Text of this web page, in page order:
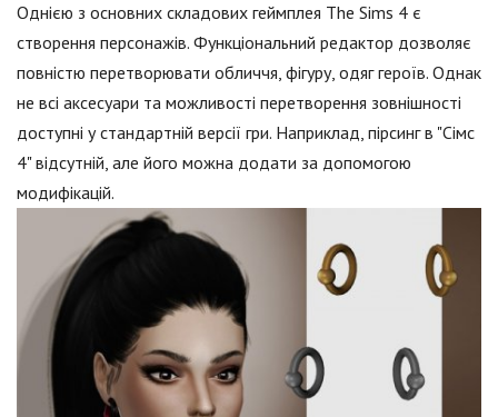
Однією з основних складових геймплея The Sims 4 є
створення персонажів. Функціональний редактор дозволяє
повністю перетворювати обличчя, фігуру, одяг героїв. Однак
не всі аксесуари та можливості перетворення зовнішності
доступні у стандартній версії гри. Наприклад, пірсинг в "Сімс
4" відсутній, але його можна додати за допомогою
модифікацій.